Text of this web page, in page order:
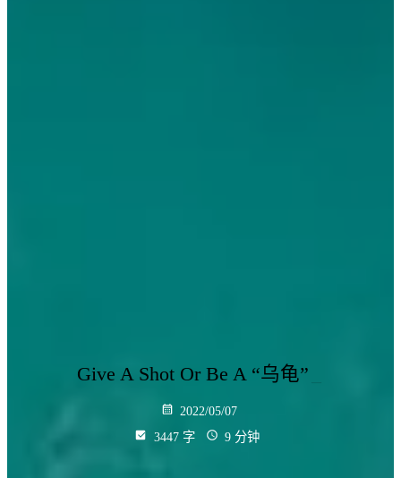
Give A Shot Or Be A “乌龟”
2022/05/07
3447 字
9 分钟